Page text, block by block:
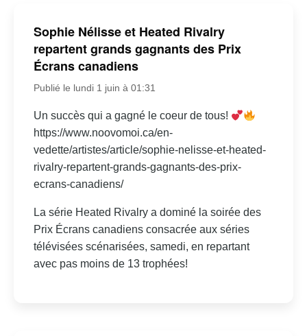
Sophie Nélisse et Heated Rivalry
repartent grands gagnants des Prix
Écrans canadiens
Publié le lundi 1 juin à 01:31
Un succès qui a gagné le coeur de tous!
https://www.noovomoi.ca/en-
vedette/artistes/article/sophie-nelisse-et-heated-
rivalry-repartent-grands-gagnants-des-prix-
ecrans-canadiens/
La série Heated Rivalry a dominé la soirée des
Prix Écrans canadiens consacrée aux séries
télévisées scénarisées, samedi, en repartant
avec pas moins de 13 trophées!